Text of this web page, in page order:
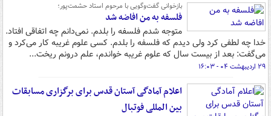
بازخوانی گفت‌وگویی با مرحوم استاد حشمت‌پور؛
فلسفه به من افاضه شد
متوجه شدم فلسفه را بلدم. نمی‌دانم چه اتفاقی افتاد.
خدا چه لطفی کرد ولی دیدم که فلسفه را بلدم. کسی علوم غریبه کار می‌کرد و
می‌گفت: بعد از بیست سال که علوم غریبه خواندم، علم درونم ریخت...
۲۹ اردیبهشت ۰۴ - ۱۶:۰۳
اعلام آمادگی آستان قدس برای برگزاری مسابقات
بین المللی فوتبال